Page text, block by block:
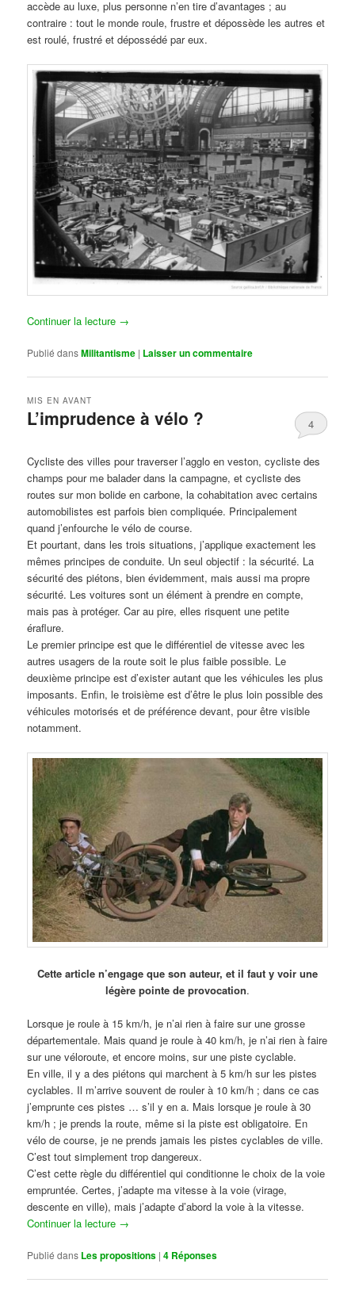
accède au luxe, plus personne n’en tire d’avantages ; au
contraire : tout le monde roule, frustre et dépossède les autres et
est roulé, frustré et dépossédé par eux.
Continuer la lecture →
Publié dansMilitantisme | Laisser un commentaire
L’imprudence à vélo ?
MIS EN AVANT
4
Cycliste des villes pour traverser l’agglo en veston, cycliste des
champs pour me balader dans la campagne, et cycliste des
routes sur mon bolide en carbone, la cohabitation avec certains
automobilistes est parfois bien compliquée. Principalement
quand j’enfourche le vélo de course.
Et pourtant, dans les trois situations, j’applique exactement les
mêmes principes de conduite. Un seul objectif : la sécurité. La
sécurité des piétons, bien évidemment, mais aussi ma propre
sécurité. Les voitures sont un élément à prendre en compte,
mais pas à protéger. Car au pire, elles risquent une petite
éraflure.
Le premier principe est que le différentiel de vitesse avec les
autres usagers de la route soit le plus faible possible. Le
deuxième principe est d’exister autant que les véhicules les plus
imposants. Enfin, le troisième est d’être le plus loin possible des
véhicules motorisés et de préférence devant, pour être visible
notamment.
Cette article n’engage que son auteur, et il faut y voir une
légère pointe de provocation.
Lorsque je roule à 15 km/h, je n’ai rien à faire sur une grosse
départementale. Mais quand je roule à 40 km/h, je n’ai rien à faire
sur une véloroute, et encore moins, sur une piste cyclable.
En ville, il y a des piétons qui marchent à 5 km/h sur les pistes
cyclables. Il m’arrive souvent de rouler à 10 km/h ; dans ce cas
j’emprunte ces pistes … s’il y en a. Mais lorsque je roule à 30
km/h ; je prends la route, même si la piste est obligatoire. En
vélo de course, je ne prends jamais les pistes cyclables de ville.
C’est tout simplement trop dangereux.
C’est cette règle du différentiel qui conditionne le choix de la voie
empruntée. Certes, j’adapte ma vitesse à la voie (virage,
descente en ville), mais j’adapte d’abord la voie à la vitesse.
Continuer la lecture →
Publié dans Les propositions |4 Réponses